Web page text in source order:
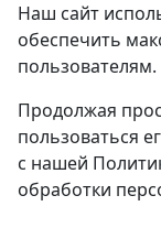
Наш сайт
обеспечить
пользователям.
Продолжая
пользоваться
с нашей
обработки